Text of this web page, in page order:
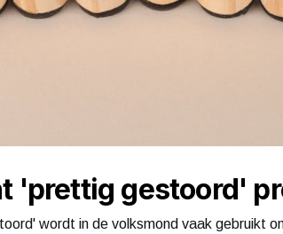
'prettig gestoord'
wordt in de volksmond vaak gebruikt